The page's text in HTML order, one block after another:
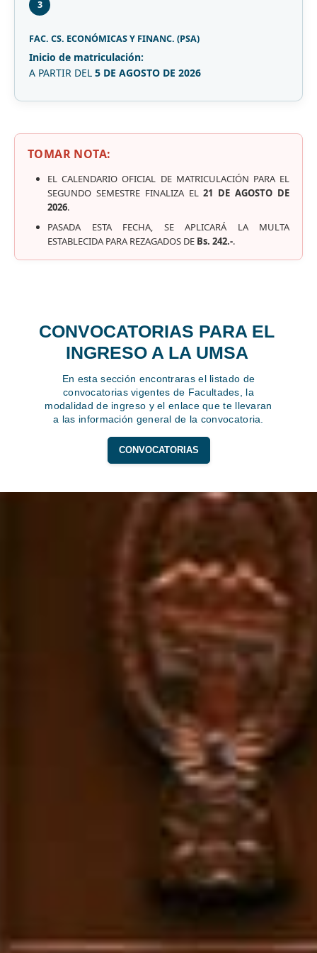
3
FAC. CS. ECONÓMICAS Y FINANC. (PSA)
Inicio de matriculación:
A PARTIR DEL 5 DE AGOSTO DE 2026
TOMAR NOTA:
EL CALENDARIO OFICIAL DE MATRICULACIÓN PARA EL
SEGUNDO SEMESTRE FINALIZA EL21 DE AGOSTO DE
2026.
PASADA ESTA FECHA, SE APLICARÁ LA MULTA
ESTABLECIDA PARA REZAGADOS DE Bs. 242.-.
CONVOCATORIAS PARA EL
INGRESO A LA UMSA
En esta sección encontraras el listado de
convocatorias vigentes de Facultades, la
modalidad de ingreso y el enlace que te llevaran
a las información general de la convocatoria.
CONVOCATORIAS